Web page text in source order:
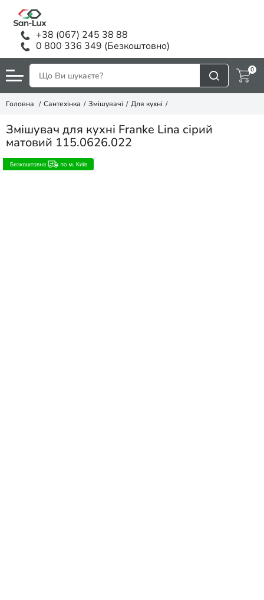
+38 (067) 245 38 88
0 800 336 349 (Безкоштовно)
0
Головна Сантехінка Змішувачі Для кухні
Змішувач для кухні Franke Lina сірий
матовий 115.0626.022